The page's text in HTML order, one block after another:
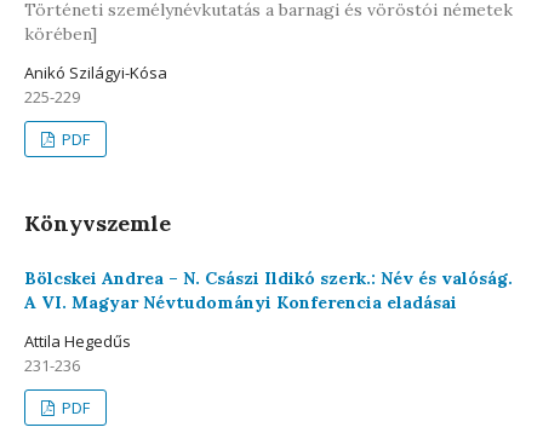
Történeti személynévkutatás a barnagi és vöröstói németek
körében]
Anikó Szilágyi-Kósa
225-229
PDF
Könyvszemle
Bölcskei Andrea – N. Császi Ildikó szerk.: Név és valóság.
A VI. Magyar Névtudományi Konferencia eladásai
Attila Hegedűs
231-236
PDF